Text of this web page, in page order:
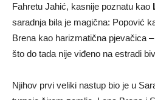
Fahretu Jahić, kasnije poznatu kao
saradnja bila je magična: Popović
Brena kao harizmatična pjevačica
što do tada nije viđeno na estradi
Njihov prvi veliki nastup bio je u